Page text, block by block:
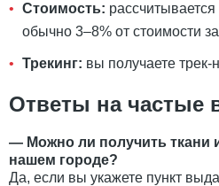
Стоимость:
обычно 3–8% от стоимости
Трекинг: вы получаете трек-
Ответы на частые
— Можно ли получить ткани
нашем городе?
Да, если вы укажете пункт